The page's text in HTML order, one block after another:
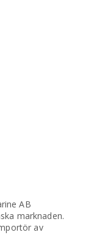
AB
marknaden.
av